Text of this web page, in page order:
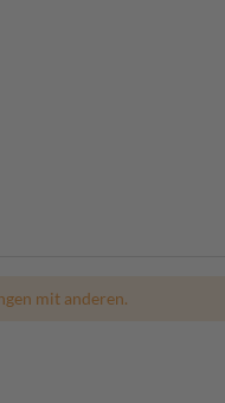
mit anderen.